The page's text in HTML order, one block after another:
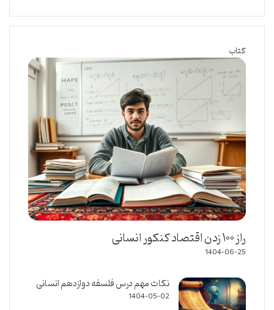
کتاب
راز ۱۰۰ زدن اقتصاد کنکور انسانی
1404-06-25
نکات مهم درس فلسفه دوازدهم انسانی
1404-05-02